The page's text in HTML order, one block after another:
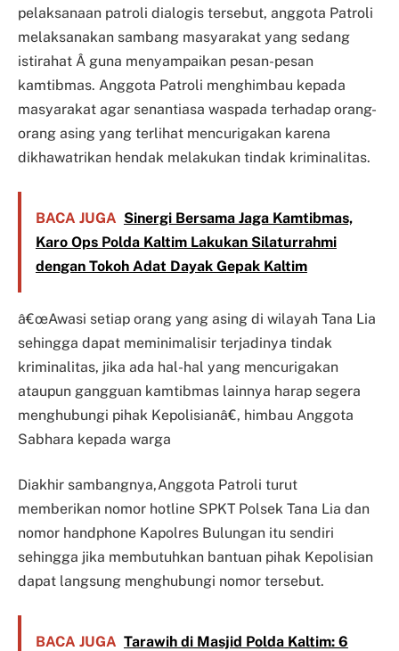
pelaksanaan patroli dialogis tersebut, anggota Patroli
melaksanakan sambang masyarakat yang sedang
istirahat Â guna menyampaikan pesan-pesan
kamtibmas. Anggota Patroli menghimbau kepada
masyarakat agar senantiasa waspada terhadap orang-
orang asing yang terlihat mencurigakan karena
dikhawatrikan hendak melakukan tindak kriminalitas.
BACA JUGA Sinergi Bersama Jaga Kamtibmas,
Karo Ops Polda Kaltim Lakukan Silaturrahmi
dengan Tokoh Adat Dayak Gepak Kaltim
â€œAwasi setiap orang yang asing di wilayah Tana Lia
sehingga dapat meminimalisir terjadinya tindak
kriminalitas, jika ada hal-hal yang mencurigakan
ataupun gangguan kamtibmas lainnya harap segera
menghubungi pihak Kepolisianâ€, himbau Anggota
Sabhara kepada warga
Diakhir sambangnya,Anggota Patroli turut
memberikan nomor hotline SPKT Polsek Tana Lia dan
nomor handphone Kapolres Bulungan itu sendiri
sehingga jika membutuhkan bantuan pihak Kepolisian
dapat langsung menghubungi nomor tersebut.
BACA JUGA Tarawih di Masjid Polda Kaltim: 6